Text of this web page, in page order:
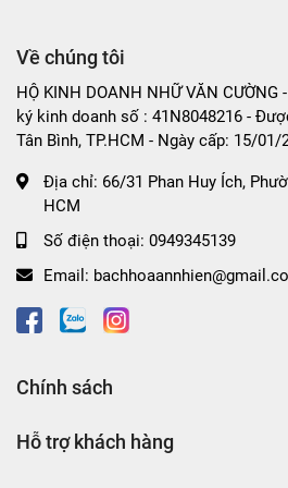
Lương khô mini vị việt quất
Lương khô mini vị kiwi SBT
Về chúng tôi
HỘ KINH DOANH NHỮ VĂN CƯỜNG
ký kinh doanh số : 41N8048216 -
Tân Bình, TP.HCM - Ngày cấp: 15/01/
Địa chỉ: 66/31 Phan Huy Ích,
HCM
Số điện thoại: 0949345139
Email:
Chính sách
Hỗ trợ khách hàng